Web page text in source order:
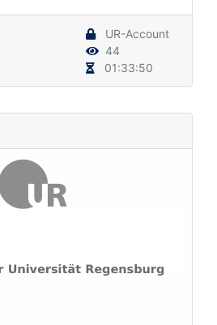
UR-Account
44
01:33:50